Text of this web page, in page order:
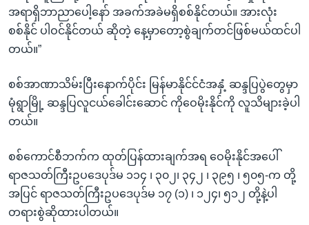
အရာရှိဘာညာပေါ့နော် အခက်အခဲမရှိစစ်နိုင်တယ်။ အားလုံး
စစ်နိုင် ပါဝင်နိုင်တယ် ဆိုတဲ့ နေ့မှာတော့စွဲချက်တင်ဖြစ်မယ်ထင်ပါ
တယ်။”
စစ်အာဏာသိမ်းပြီးနောက်ပိုင်း မြန်မာနိုင်င်ငံအနှံ့ ဆန္ဒပြပွဲတွေမှာ
မုံရွာမြို့ ဆန္ဒပြလူငယ်ခေါင်းဆောင် ကိုဝေမိုးနိုင်ကို လူသိများခဲ့ပါ
တယ်။
စစ်ကောင်စီဘက်က ထုတ်ပြန်ထားချက်အရ ဝေမိုးနိုင်အပေါ်
ရာဇသတ်ကြီးဥပဒေပုဒ်မ ၁၁၄ ၊ ၃၀၂၊ ၃၄၂ ၊ ၃၉၅ ၊ ၅၀၅-က တို့
အပြင် ရာဇသတ်ကြီးဥပဒေပုဒ်မ ၁၇ (၁) ၊ ၁၂၄၊ ၅၁၂ တို့နဲ့ပါ
တရားစွဲဆိုထားပါတယ်။